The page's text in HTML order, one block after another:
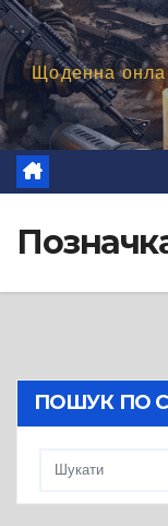
Щоденна
ПОШУК ПО